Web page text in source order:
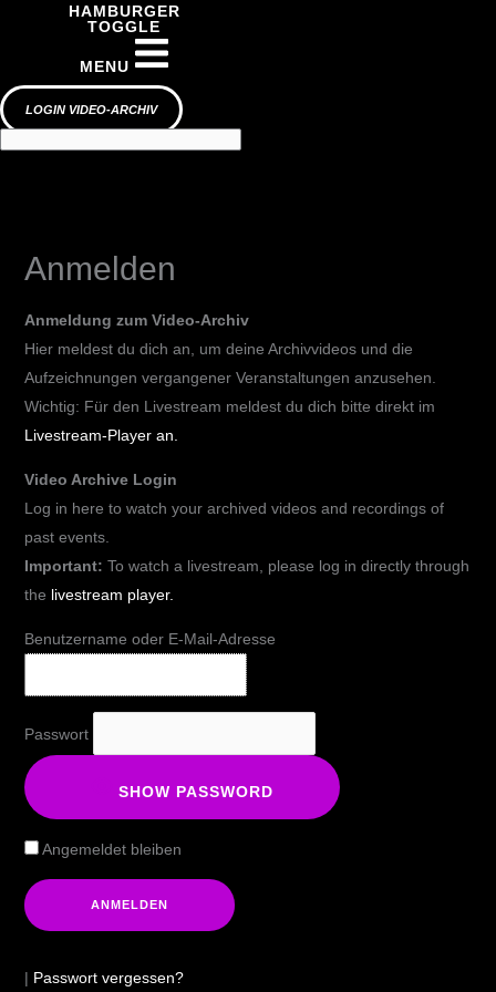
HAMBURGER
TOGGLE
MENU
LOGIN VIDEO-ARCHIV
Anmelden
Anmeldung zum Video-Archiv​
Hier meldest du dich an, um deine Archivvideos und die
Aufzeichnungen vergangener Veranstaltungen anzusehen.
Wichtig: Für den Livestream meldest du dich bitte direkt im
Livestream-Player an.
Video Archive Login
Log in here to watch your archived videos and recordings of
past events.
Important: To watch a livestream, please log in directly through
the livestream player.
Benutzername oder E-Mail-Adresse
Passwort
SHOW PASSWORD
Angemeldet bleiben
| Passwort vergessen?